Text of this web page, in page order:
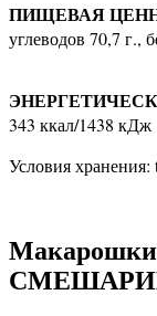
ПИЩЕВАЯ
углеводов 70,7 г.,
343 ккал/1438 кДж
Условия